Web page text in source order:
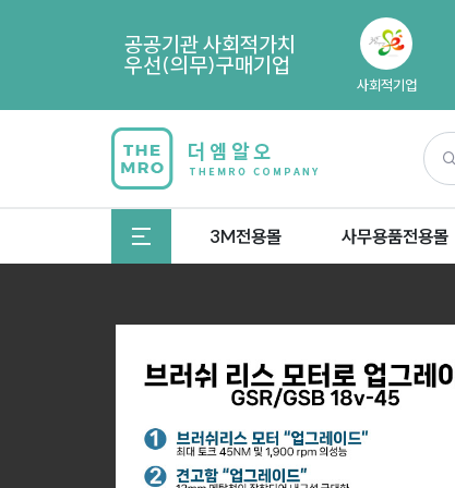
공공기관 사회적가치
우선(의무)구매기업
사회적기업
3M전용몰 사무용품전용몰